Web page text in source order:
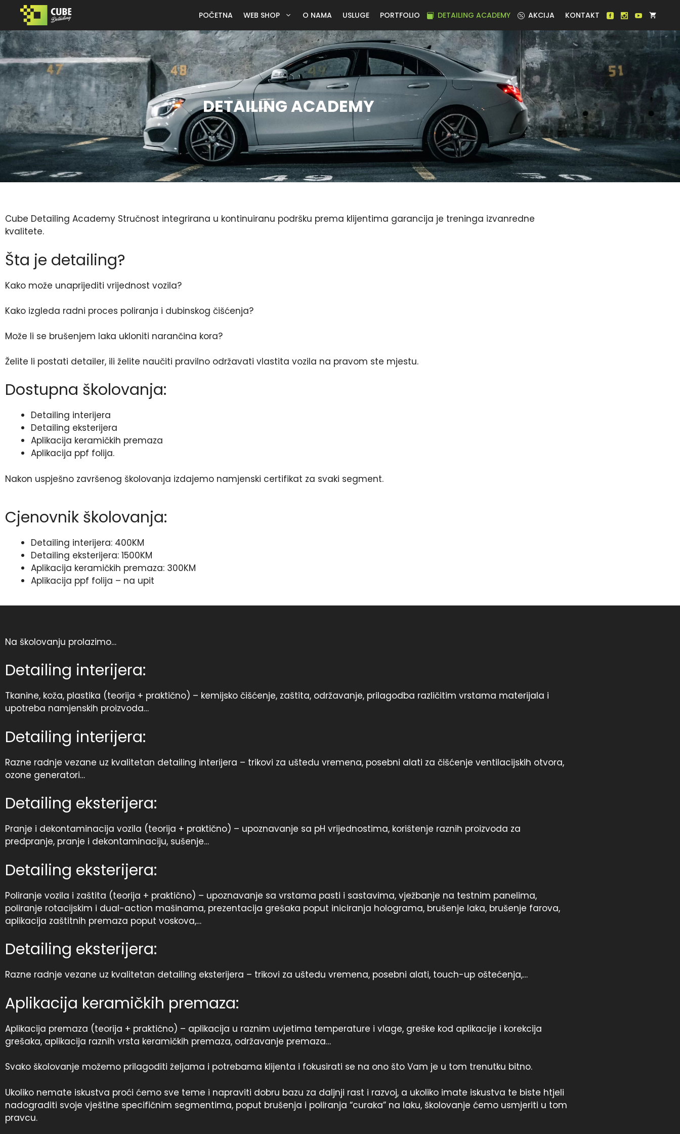
POČETNA WEB SHOP O NAMA USLUGE PORTFOLIO DETAILING ACADEMY AKCIJA KONTAKT
DETAILING ACADEMY
Cube Detailing Academy Stručnost integrirana u kontinuiranu podršku prema klijentima garancija je treninga izvanredne
kvalitete.
Šta je detailing?
Kako može unaprijediti vrijednost vozila?
Kako izgleda radni proces poliranja i dubinskog čišćenja?
Može li se brušenjem laka ukloniti narančina kora?
Želite li postati detailer, ili želite naučiti pravilno održavati vlastita vozila na pravom ste mjestu.
Dostupna školovanja:
Detailing interijera
Detailing eksterijera
Aplikacija keramičkih premaza
Aplikacija ppf folija.
Nakon uspješno završenog školovanja izdajemo namjenski certifikat za svaki segment.
Cjenovnik školovanja:
Detailing interijera: 400KM
Detailing eksterijera: 1500KM
Aplikacija keramičkih premaza: 300KM
Aplikacija ppf folija – na upit
Na školovanju prolazimo…
Detailing interijera:
Tkanine, koža, plastika (teorija + praktično) – kemijsko čišćenje, zaštita, održavanje, prilagodba različitim vrstama materijala i
upotreba namjenskih proizvoda…
Detailing interijera:
Razne radnje vezane uz kvalitetan detailing interijera – trikovi za uštedu vremena, posebni alati za čišćenje ventilacijskih otvora,
ozone generatori…
Detailing eksterijera:
Pranje i dekontaminacija vozila (teorija + praktično) – upoznavanje sa pH vrijednostima, korištenje raznih proizvoda za
predpranje, pranje i dekontaminaciju, sušenje…
Detailing eksterijera:
Poliranje vozila i zaštita (teorija + praktično) – upoznavanje sa vrstama pasti i sastavima, vježbanje na testnim panelima,
poliranje rotacijskim i dual-action mašinama, prezentacija grešaka poput iniciranja holograma, brušenje laka, brušenje farova,
aplikacija zaštitnih premaza poput voskova,…
Detailing eksterijera:
Razne radnje vezane uz kvalitetan detailing eksterijera – trikovi za uštedu vremena, posebni alati, touch-up oštećenja,…
Aplikacija keramičkih premaza:
Aplikacija premaza (teorija + praktično) – aplikacija u raznim uvjetima temperature i vlage, greške kod aplikacije i korekcija
grešaka, aplikacija raznih vrsta keramičkih premaza, održavanje premaza…
Svako školovanje možemo prilagoditi željama i potrebama klijenta i fokusirati se na ono što Vam je u tom trenutku bitno.
Ukoliko nemate iskustva proći ćemo sve teme i napraviti dobru bazu za daljnji rast i razvoj, a ukoliko imate iskustva te biste htjeli
nadograditi svoje vještine specifičnim segmentima, poput brušenja i poliranja “curaka” na laku, školovanje ćemo usmjeriti u tom
pravcu.